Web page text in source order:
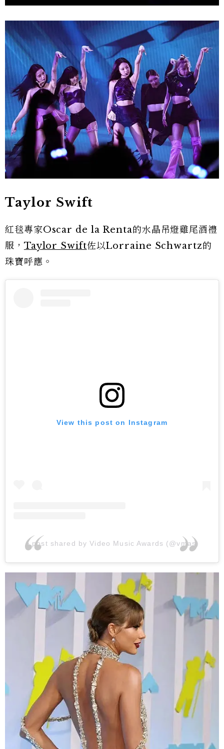
Taylor Swift
紅毯專家Oscar de la Renta的水晶吊燈雞尾酒禮
服， Taylor Swift佐以Lorraine Schwartz的
珠寶呼應。
View this post on Instagram
A post shared by Video Music Awards (@vmas)